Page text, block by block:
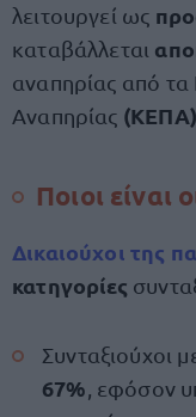
λειτουργεί ως
καταβάλλεται
αναπηρίας από τα
Αναπηρίας (ΚΕΠΑ)
Ποιοι είναι
Δικαιούχοι της
κατηγορίες
Συνταξιούχοι
67% , εφόσον